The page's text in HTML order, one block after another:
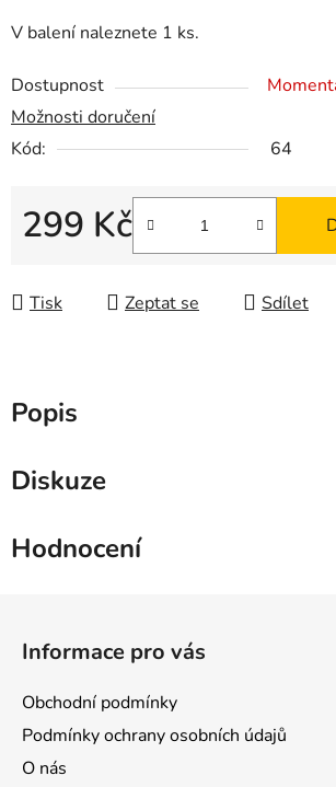
V balení naleznete 1 ks.
Dostupnost
Možnosti doručení
Kód:
64
299 Kč
Tisk Zeptat se Sdílet
Popis
Diskuze
Hodnocení
Informace pro vás
Obchodní podmínky
Podmínky ochrany osobních údajů
O nás